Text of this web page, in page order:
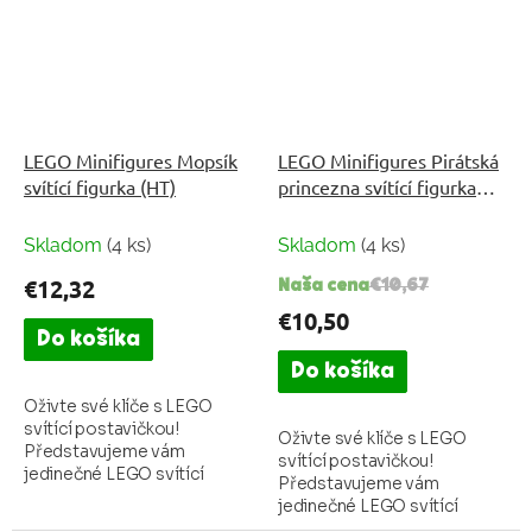
LEGO Minifigures Mopsík
svítící figurka (HT)
Skladom (4 ks)
€12,32
Do košíka
Oživte své klíče s LEGO
svítící postavičkou!
Představujeme vám
jedinečné LEGO svítící
LEGO Minifigures Pirátská
princezna svítící figurka
Skladom (4 ks)
€10,67
Naša cena
€10,50
Do košíka
Oživte své klíče s LEGO
svítící postavičkou!
Představujeme vám
jedinečné LEGO svítící